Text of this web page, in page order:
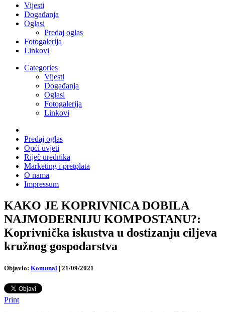
Vijesti
Događanja
Oglasi
Predaj oglas
Fotogalerija
Linkovi
Categories
Vijesti
Događanja
Oglasi
Fotogalerija
Linkovi
Predaj oglas
Opći uvjeti
Riječ urednika
Marketing i pretplata
O nama
Impressum
KAKO JE KOPRIVNICA DOBILA
NAJMODERNIJU KOMPOSTANU?:
Koprivnička iskustva u dostizanju ciljeva
kružnog gospodarstva
Objavio: Komunal | 21/09/2021
Print